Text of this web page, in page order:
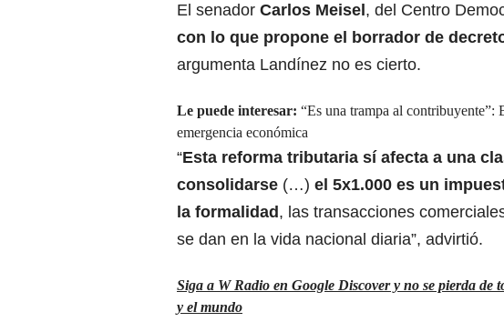
El senador Carlos Meisel , del Centro
con lo que propone el borrador de
argumenta Landínez no es cierto.
Le puede interesar: “Es una trampa al contribuyente”:
emergencia económica
“Esta reforma tributaria sí afecta a una
consolidarse (…) el 5x1.000 es un
la formalidad , las transacciones
se dan en la vida nacional diaria”, advirtió.
Siga a W Radio en Google Discover y no se pierda de
y el mundo